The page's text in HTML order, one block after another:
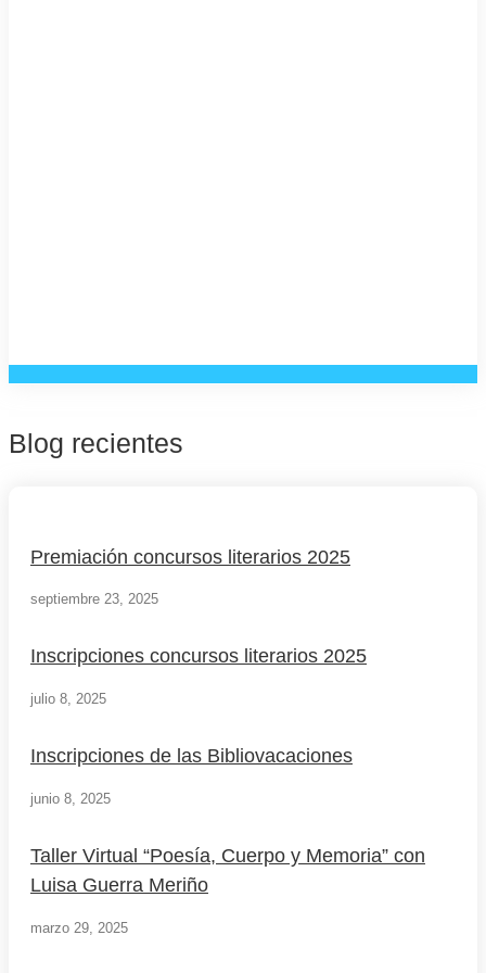
Blog recientes
Premiación concursos literarios 2025
septiembre 23, 2025
Inscripciones concursos literarios 2025
julio 8, 2025
Inscripciones de las Bibliovacaciones
junio 8, 2025
Taller Virtual “Poesía, Cuerpo y Memoria” con
Luisa Guerra Meriño
marzo 29, 2025